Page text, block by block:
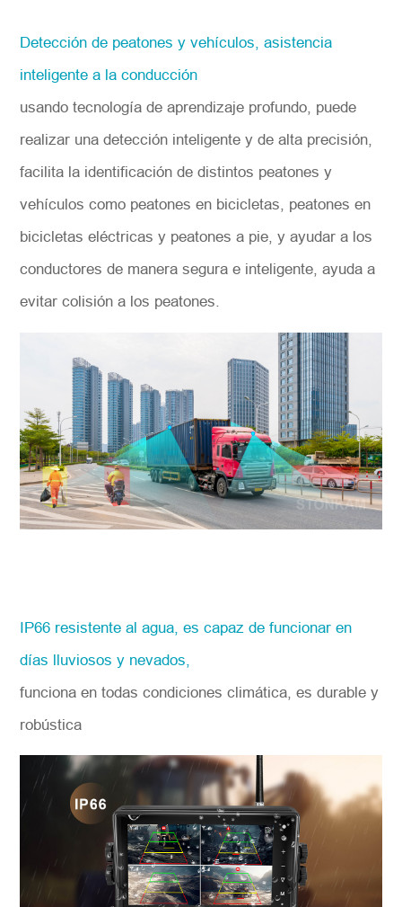
Detección de peatones y vehículos, asistencia
inteligente a la conducción
usando tecnología de aprendizaje profundo, puede
realizar una detección inteligente y de alta precisión,
facilita la identificación de distintos peatones y
vehículos como peatones en bicicletas, peatones en
bicicletas eléctricas y peatones a pie, y ayudar a los
conductores de manera segura e inteligente, ayuda a
evitar colisión a los peatones.
IP66 resistente al agua, es capaz de funcionar en
días lluviosos y nevados,
funciona en todas condiciones climática, es durable y
robústica